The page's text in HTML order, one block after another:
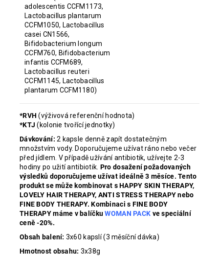
adolescentis CCFM1173,
Lactobacillus plantarum
CCFM1050, Lactobacillus
casei CN1566,
Bifidobacterium longum
CCFM760, Bifidobacterium
infantis CCFM689,
Lactobacillus reuteri
CCFM1145, Lactobacillus
plantarum CCFM1180)
*RVH (výživová referenční hodnota)
*KTJ (kolonie tvořící jednotky)
Dávkování:2 kapsle denně zapít dostatečným
množstvím vody. Doporučujeme užívat ráno nebo večer
před jídlem. V případě užívání antibiotik, užívejte 2-3
hodiny po užití antibiotik. Pro dosažení požadovaných
výsledků doporučujeme užívat ideálně 3 měsíce. Tento
produkt se může kombinovat s HAPPY SKIN THERAPY,
LOVELY HAIR THERAPY, ANTI STRESS THERAPY nebo
FINE BODY THERAPY. Kombinaci s FINE BODY
THERAPY máme v balíčkuWOMAN PACK ve speciální
ceně -20%.
Obsah balení: 3x60 kapslí (3 měsíční dávka)
Hmotnost obsahu: 3x38g